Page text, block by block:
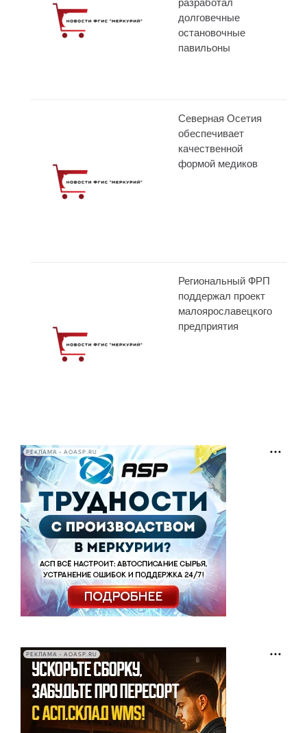
разработал
долговечные
остановочные
павильоны
Северная Осетия
обеспечивает
качественной
формой медиков
Региональный ФРП
поддержал проект
малоярославецкого
предприятия
РЕКЛАМА • AOASP.RU
РЕКЛАМА • AOASP.RU